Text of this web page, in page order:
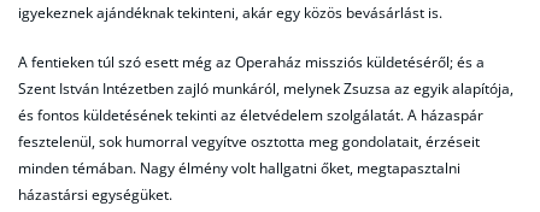
igyekeznek ajándéknak tekinteni, akár egy közös bevásárlást is.
A fentieken túl szó esett még az Operaház missziós küldetéséről; és a
Szent István Intézetben zajló munkáról, melynek Zsuzsa az egyik alapítója,
és fontos küldetésének tekinti az életvédelem szolgálatát. A házaspár
fesztelenül, sok humorral vegyítve osztotta meg gondolatait, érzéseit
minden témában. Nagy élmény volt hallgatni őket, megtapasztalni
házastársi egységüket.